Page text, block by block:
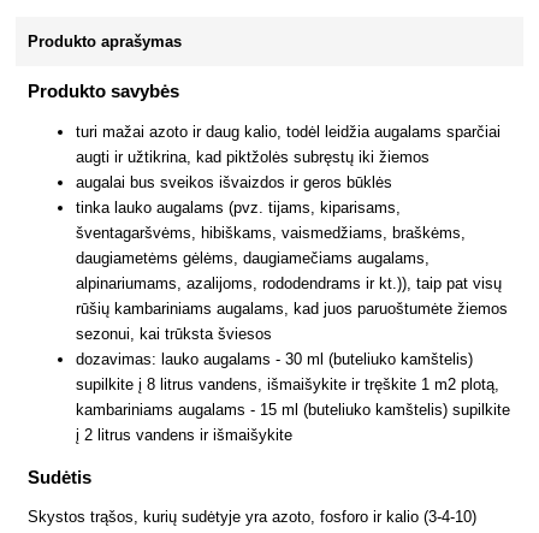
Produkto aprašymas
Produkto savybės
turi mažai azoto ir daug kalio, todėl leidžia augalams sparčiai
augti ir užtikrina, kad piktžolės subręstų iki žiemos
augalai bus sveikos išvaizdos ir geros būklės
tinka lauko augalams (pvz. tijams, kiparisams,
šventagaršvėms, hibiškams, vaismedžiams, braškėms,
daugiametėms gėlėms, daugiamečiams augalams,
alpinariumams, azalijoms, rododendrams ir kt.)), taip pat visų
rūšių kambariniams augalams, kad juos paruoštumėte žiemos
sezonui, kai trūksta šviesos
dozavimas: lauko augalams - 30 ml (buteliuko kamštelis)
supilkite į 8 litrus vandens, išmaišykite ir tręškite 1 m2 plotą,
kambariniams augalams - 15 ml (buteliuko kamštelis) supilkite
į 2 litrus vandens ir išmaišykite
Sudėtis
Skystos trąšos, kurių sudėtyje yra azoto, fosforo ir kalio (3-4-10)